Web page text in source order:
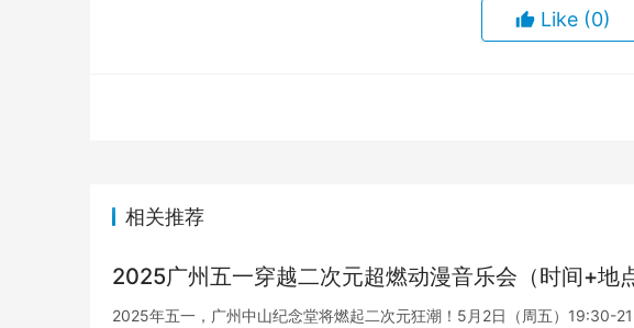
Like (0)
相关推荐
2025广州五一穿越二次元超燃动漫音乐会（时间+地点
2025年五一，广州中山纪念堂将燃起二次元狂潮！5月2日（周五）19:30-